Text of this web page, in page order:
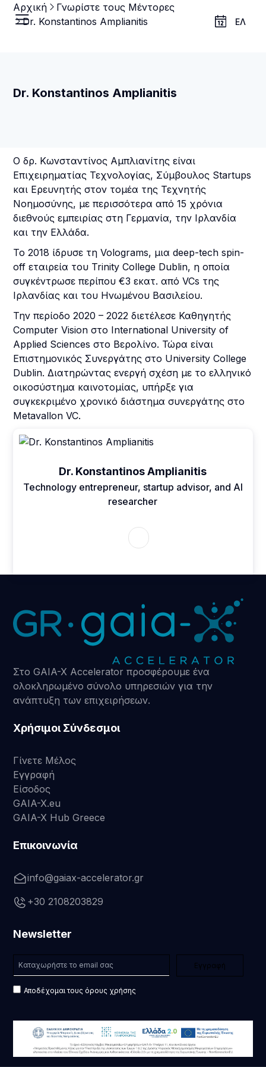
ΕΛ
Αρχική
Γνωρίστε τους Μέντορες
Dr. Konstantinos Amplianitis
Dr. Konstantinos Amplianitis
Ο δρ. Κωνσταντίνος Αμπλιανίτης είναι
Επιχειρηματίας Τεχνολογίας, Σύμβουλος Startups
και Ερευνητής στον τομέα της Τεχνητής
Νοημοσύνης, με περισσότερα από 15 χρόνια
διεθνούς εμπειρίας στη Γερμανία, την Ιρλανδία
και την Ελλάδα.
Το 2018 ίδρυσε τη Volograms, μια deep-tech spin-
off εταιρεία του Trinity College Dublin, η οποία
συγκέντρωσε περίπου €3 εκατ. από VCs της
Ιρλανδίας και του Ηνωμένου Βασιλείου.
Την περίοδο 2020 – 2022 διετέλεσε Καθηγητής
Computer Vision στο International University of
Applied Sciences στο Βερολίνο. Τώρα είναι
Επιστημονικός Συνεργάτης στο University College
Dublin. Διατηρώντας ενεργή σχέση με το ελληνικό
οικοσύστημα καινοτομίας, υπήρξε για
συγκεκριμένο χρονικό διάστημα συνεργάτης στo
Metavallon VC.
Dr. Konstantinos Amplianitis
Technology entrepreneur, startup advisor, and AI
researcher
Στο GAIA-X Accelerator προσφέρουμε ένα
ολοκληρωμένο σύνολο υπηρεσιών για την
ανάπτυξη των επιχειρήσεων.
Χρήσιμοι Σύνδεσμοι
Γίνετε Μέλος
Εγγραφή
Είσοδος
GAIA-X.eu
GAIA-X Hub Greece
Επικοινωνία
info@gaiax-accelerator.gr
+30 2108203829
Newsletter
Αποδέχομαι τους όρους χρήσης